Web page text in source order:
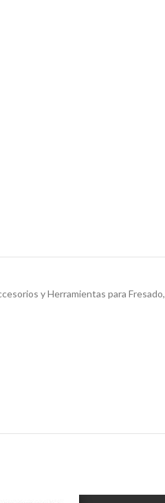
y Herramientas para Fresado,